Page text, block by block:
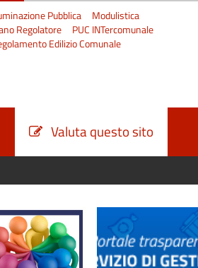
Pubblica
Modulistica
Regolatore
PUC INTercomunale
Edilizio Comunale
Valuta questo sito